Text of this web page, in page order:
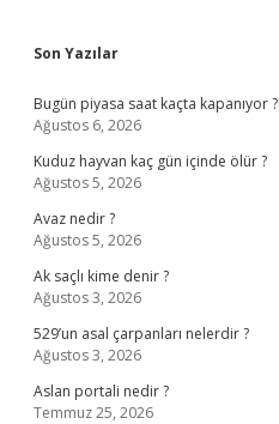
Sidebar
Son Yazılar
Bugün piyasa saat kaçta kapanıyor ?
Ağustos 6, 2026
Kuduz hayvan kaç gün içinde ölür ?
Ağustos 5, 2026
Avaz nedir ?
Ağustos 5, 2026
Ak saçlı kime denir ?
Ağustos 3, 2026
529’un asal çarpanları nelerdir ?
Ağustos 3, 2026
Aslan portali nedir ?
Temmuz 25, 2026